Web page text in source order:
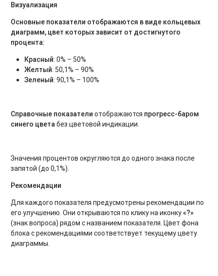
Визуализация
Основные показатели отображаются в виде кольцевых
диаграмм, цвет которых зависит от достигнутого
процента:
Красный: 0% – 50%
Желтый: 50,1% – 90%
Зеленый: 90,1% – 100%
Справочные показателиотображаются прогресс-баром
синего цветабез цветовой индикации.
Значения процентов округляются до одного знака после
запятой (до 0,1%).
Рекомендации
Для каждого показателя предусмотрены рекомендации по
его улучшению. Они открываются по клику на иконку«?»
(знак вопроса) рядом с названием показателя. Цвет фона
блока с рекомендациями соответствует текущему цвету
диаграммы.